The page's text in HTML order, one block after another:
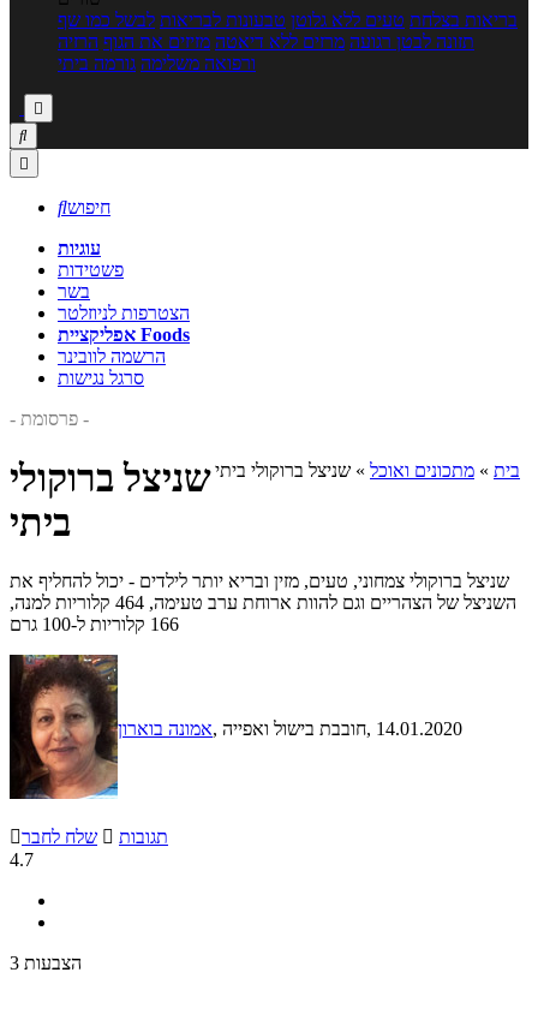
בריאות בצלחת טעים ללא גלוטן טבעונות לבריאות לבשל כמו שף
תזונה לבטן רגועה מרזים ללא דיאטה מזיזים את הגוף הרזיה
ורפואה משלימה גורמה ביתי



חיפוש
עוגיות
פשטידות
בשר
הצטרפות לניוזלטר
אפליקציית Foods
הרשמה לוובינר
סרגל נגישות
- פרסומת -
בית » מתכונים ואוכל » שניצל ברוקולי ביתישניצל ברוקולי
ביתי
שניצל ברוקולי צמחוני, טעים, מזין ובריא יותר לילדים - יכול להחליף את
השניצל של הצהריים וגם להוות ארוחת ערב טעימה, 464 קלוריות למנה,
166 קלוריות ל-100 גרם
אמונה בוארון , חובבת בישול ואפייה, 14.01.2020
שלח לחבר  תגובות
4.7
3 הצבעות